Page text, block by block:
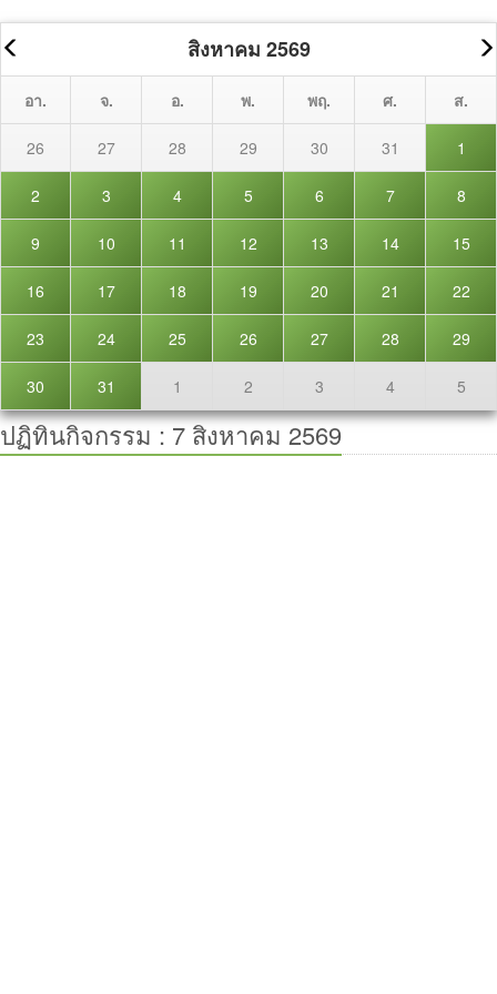
สิงหาคม 2569
อา. จ. อ. พ. พฤ. ศ. ส.
26 27 28 29 30 31 1
2 3 4 5 6 7 8
9 10 11 12 13 14 15
16 17 18 19 20 21 22
23 24 25 26 27 28 29
30 31 1 2 3 4 5
ปฏิทินกิจกรรม : 7 สิงหาคม 2569